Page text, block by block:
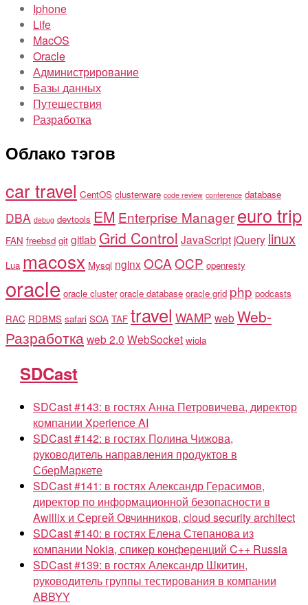
Iphone
Life
MacOS
Oracle
Администрирование
Базы данных
Путешествия
Разработка
Облако тэгов
car travel CentOS clusterware code review conference database
DBA debug devtools EM Enterprise Managereuro trip
FAN freebsd git gitlab Grid Control JavaScript jQuery linux
Lua macosx Mysql nginx OCAOCP openresty
oracle oracle cluster oracle database oracle grid php podcasts
RAC RDBMS safari SOA TAF travel WAMP web Web-
Разработкаweb 2.0 WebSocket wiola
SDCast
SDCast #143: в гостях Анна Петровичева, директор
компании Xperience AI
SDCast #142: в гостях Полина Чижова,
руководитель направления продуктов в
СберМаркете
SDCast #141: в гостях Александр Герасимов,
директор по информационной безопасности в
Awillix и Сергей Овчинников, cloud security architect
SDCast #140: в гостях Елена Степанова из
компании Nokia, спикер конференций C++ Russia
SDCast #139: в гостях Александр Шкитин,
руководитель группы тестирования в компании
ABBYY